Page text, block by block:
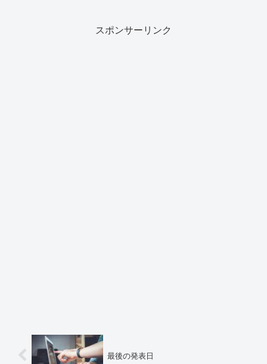
スポンサーリンク
最後の発表日